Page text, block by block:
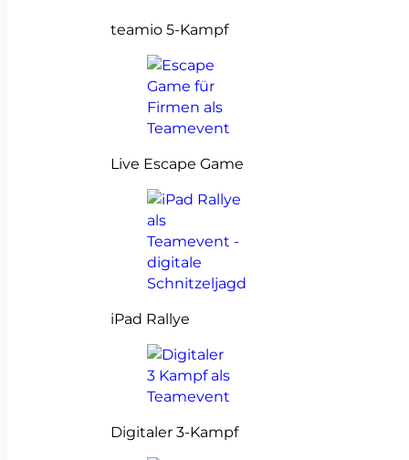
teamio 5-Kampf
Live Escape Game
iPad Rallye
Digitaler 3-Kampf